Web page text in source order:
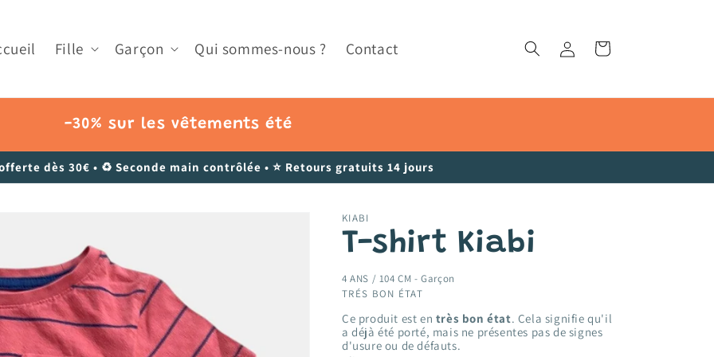
Fille Garçon Qui sommes-nous ? Contact Connexion Panier
-30% sur les vêtements été
dès 30€ • ♻️ Seconde main contrôlée • ⭐ Retours gratuits 14 jours
KIABI
T-shirt Kiabi
4 ANS / 104 CM -Garçon
TRÉS BON ÉTAT
Ce produit est en très bon état. Cela signifie qu'il
a déjà été porté, mais ne présentes pas de signes
d'usure ou de défauts.